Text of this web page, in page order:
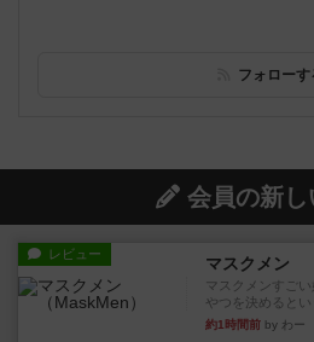
フォローす
会員の新し
レビュー マスクメン
マスクメンすご
やつを決めるとい
約1時間前 by わー